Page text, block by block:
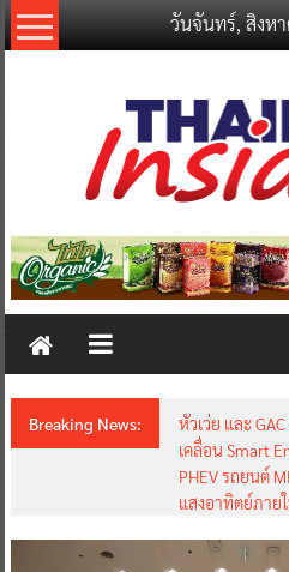
Skip
to
วันจันทร์, สิงห
Thailand
New
Breaking News:
หัวเว่ย และ
เคลื่อน Smart
PHEV รถยนต์
แสงอาทิตย์ภาย